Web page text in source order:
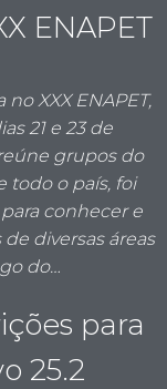
ENAPET
XXX ENAPET,
21 e 23 de
grupos do
todo o país, foi
conhecer e
diversas áreas
do…
para
25.2